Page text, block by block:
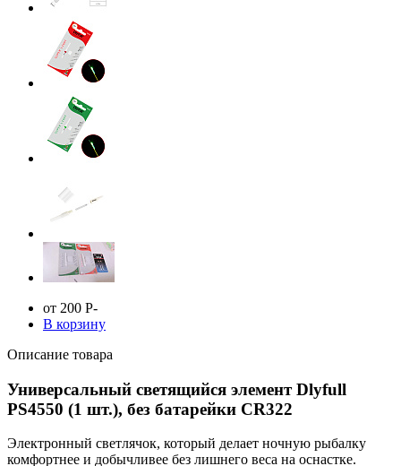
от 200 Р-
В корзину
Описание товара
Универсальный светящийся элемент Dlyfull
PS4550 (1 шт.), без батарейки CR322
Электронный светлячок, который делает ночную рыбалку
комфортнее и добычливее без лишнего веса на оснастке.